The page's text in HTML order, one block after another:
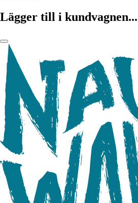
Lägger till i kundvagnen...